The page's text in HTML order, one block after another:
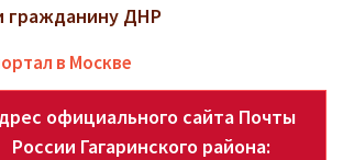
гражданину ДНР
в Москве
официального сайта Почты
России Гагаринского района: